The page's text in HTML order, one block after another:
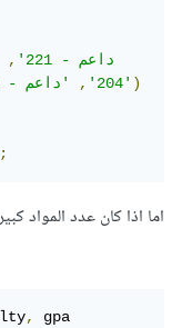
'داعم - 221' ,
204'
, 'داعم - 151' 'شبكا - 121')
;
اما اذا كان عدد المواد
,
gpa